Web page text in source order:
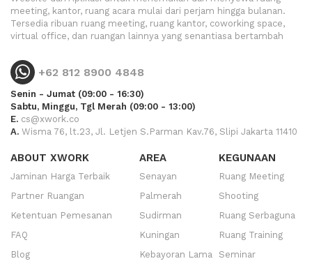
meeting, kantor, ruang acara mulai dari perjam hingga bulanan.
Tersedia ribuan ruang meeting, ruang kantor, coworking space,
virtual office, dan ruangan lainnya yang senantiasa bertambah
+62 812 8900 4848
Senin - Jumat (09:00 - 16:30)
Sabtu, Minggu, Tgl Merah (09:00 - 13:00)
E. cs@xwork.co
A. Wisma 76, lt.23, Jl. Letjen S.Parman Kav.76, Slipi Jakarta 11410
ABOUT XWORK
Jaminan Harga Terbaik
Partner Ruangan
Ketentuan Pemesanan
FAQ
Blog
AREA
Senayan
Palmerah
Sudirman
Kuningan
Kebayoran Lama
KEGUNAAN
Ruang Meeting
Shooting
Ruang Serbaguna
Ruang Training
Seminar